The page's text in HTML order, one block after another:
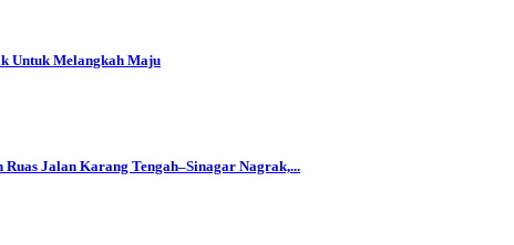
Untuk Melangkah Maju
Jalan Karang Tengah–Sinagar Nagrak,...